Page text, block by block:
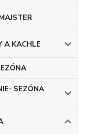
A KACHLE
SEZÓNA